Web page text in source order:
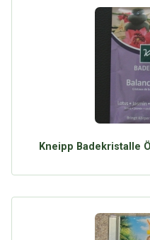
Kneipp Badekristalle